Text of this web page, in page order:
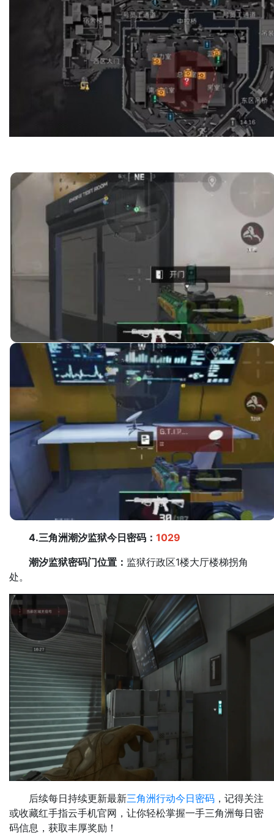
4.三角洲潮汐监狱今日密码： 1029
潮汐监狱密码门位置： 监狱行政区1楼大厅楼梯拐角
处。
后续每日持续更新最新三角洲行动今日密码 ，记得关注
或收藏红手指云手机官网，让你轻松掌握一手三角洲每日密
码信息，获取丰厚奖励！